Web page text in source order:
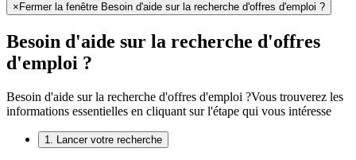
× Fermer la fenêtre Besoin d'aide sur la recherche d'offres d'emploi ?
Besoin d'aide sur la recherche d'offres
d'emploi ?
Besoin d'aide sur la recherche d'offres d'emploi ?Vous trouverez les
informations essentielles en cliquant sur l'étape qui vous intéresse
1. Lancer votre recherche